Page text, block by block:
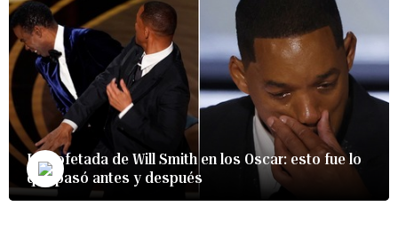
La bofetada de Will Smith en los Oscar: esto fue lo
que pasó antes y después